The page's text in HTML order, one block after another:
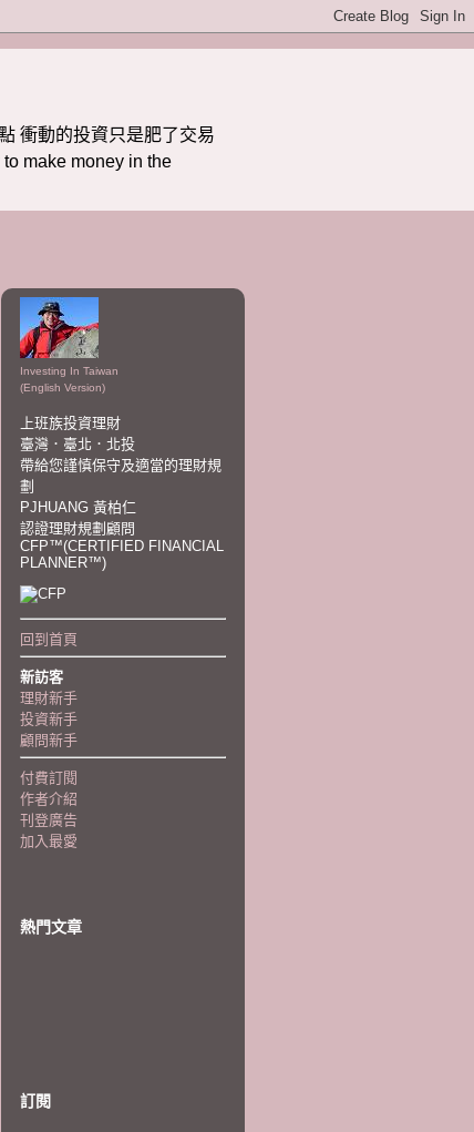
衝動的投資只是肥了交易
make money in the
Investing In Taiwan
(English Version)
上班族投資理財
臺灣．臺北．北投
帶給您謹慎保守及適當的理財規
劃
PJHUANG 黃柏仁
認證理財規劃顧問
CFP™(CERTIFIED FINANCIAL
PLANNER™)
回到首頁
新訪客
理財新手
投資新手
顧問新手
付費訂閱
作者介紹
刊登廣告
加入最愛
熱門文章
訂閱